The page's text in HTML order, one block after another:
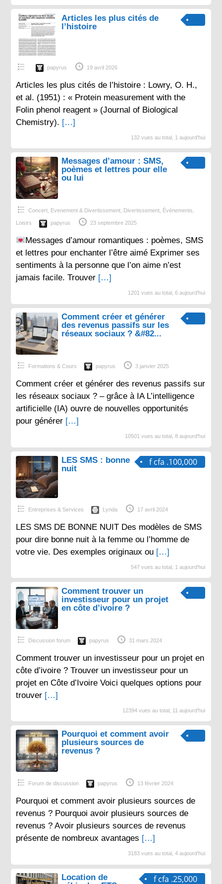
Articles les plus cités de
l’histoire
papyrus 19 avril 2026
Articles les plus cités de l’histoire : Lowry, O. H.,
et al. (1951) : « Protein measurement with the
Folin phenol reagent » (Journal of Biological
Chemistry). […]
132 vues au total, 1 aujourd'hui
Messages d’amour : SMS,
poèmes et lettres pour elle
ou lui
Concert, Evenement & Divertissement, Divertissement, Événements,
Loisirs papyrus 23 septembre 2025
Messages d’amour romantiques : poèmes, SMS
et lettres pour enchanter l’être aimé Exprimer ses
sentiments à la personne que l’on aime n’est
jamais facile. Trouver […]
1201 vues au total, 6 aujourd'hui
Comment créer et générer
des revenus passifs sur les
réseaux sociaux ? &#82...
Formations & Cours papyrus 3 janvier 2025
Comment créer et générer des revenus passifs sur
les réseaux sociaux ? – grâce à IA L’intelligence
artificielle (IA) ouvre de nouvelles opportunités
pour générer […]
10501 vues au total, 8 aujourd'hui
f cfa .100,000
LES SMS : bonne
nuit
Entreprises & Services Lynda 17 avril 2024
LES SMS DE BONNE NUIT Des modèles de SMS
pour dire bonne nuit à la femme ou l’homme de
votre vie. Des exemples originaux ou […]
547 vues au total, 1 aujourd'hui
Comment trouver un
investisseur pour un projet
en côte d’ivoire ?
Discussion forum papyrus 31 mars 2024
Comment trouver un investisseur pour un projet en
côte d’ivoire ? Trouver un investisseur pour un
projet en Côte d’Ivoire Voici quelques options pour
trouver […]
12394 vues au total, 11 aujourd'hui
Pourquoi et comment avoir
plusieurs sources de
revenus ?
Forum de discussion papyrus 13 février 2024
Pourquoi et comment avoir plusieurs sources de
revenus ? Pourquoi avoir plusieurs sources de
revenus ? Avoir plusieurs sources de revenus
présente de nombreux avantages […]
3183 vues au total, 4 aujourd'hui
f cfa .25,000
Location de